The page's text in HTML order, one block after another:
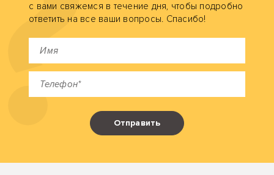
с вами свяжемся в течение дня, чтобы подробно
ответить на все ваши вопросы. Спасибо!
Отправить